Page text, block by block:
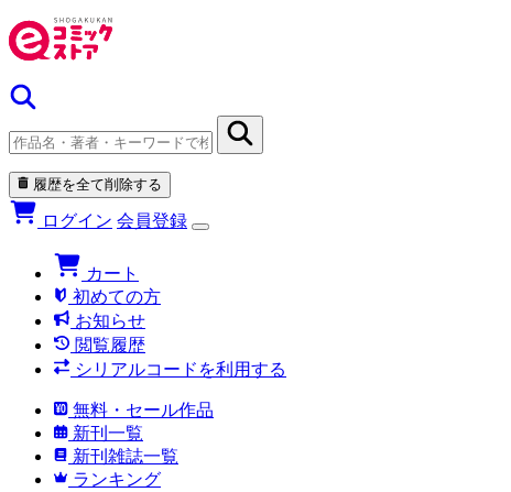
履歴を全て削除する
ログイン 会員登録
カート
初めての方
お知らせ
閲覧履歴
シリアルコードを利用する
無料・セール作品
新刊一覧
新刊雑誌一覧
ランキング